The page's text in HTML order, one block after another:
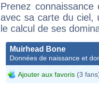
Prenez
avec sa carte du ciel,
le calcul de ses
Muirhead Bone
Données de naissance et
Ajouter aux favoris (3